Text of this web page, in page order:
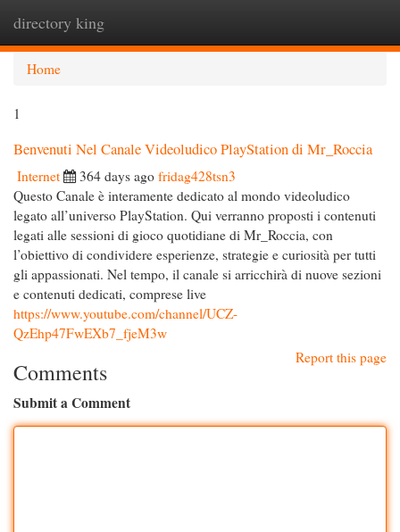
directory king
Home
1
Benvenuti Nel Canale Videoludico PlayStation di Mr_Roccia
Internet 364 days ago fridag428tsn3
Questo Canale è interamente dedicato al mondo videoludico
legato all’universo PlayStation. Qui verranno proposti i contenuti
legati alle sessioni di gioco quotidiane di Mr_Roccia, con
l’obiettivo di condividere esperienze, strategie e curiosità per tutti
gli appassionati. Nel tempo, il canale si arricchirà di nuove sezioni
e contenuti dedicati, comprese live
https://www.youtube.com/channel/UCZ-
QzEhp47FwEXb7_fjeM3w
Report this page
Comments
Submit a Comment